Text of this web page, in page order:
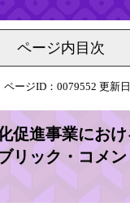
ページ内目次
ページID：0079552 更新
促進事業にお
リック・コメ